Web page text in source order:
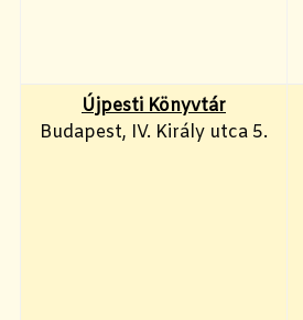
Újpesti Könyvtár
Budapest, IV. Király utca 5.